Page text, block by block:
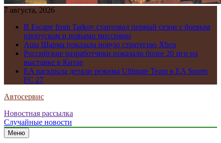
7 августа, 2026
В Escape from Tarkov стартовал первый сезон с боевым
пропуском и новыми миссиями
Аша Шарма показала новую стратегию Xbox
Российские разработчики показали более 20 игр на
выставке в Китае
EA раскрыла детали режима Ultimate Team в EA Sports
FC 27
Автосервис
Новостная рассылка
Случайные новости
Меню